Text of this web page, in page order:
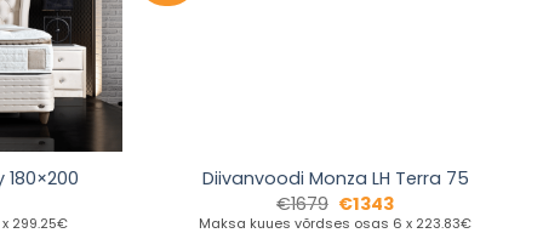
299.25€
Diivanvoodi Monza LH Terra 75
€1679 €1343
Maksa kuues võrdses osas 6 x 223.83€